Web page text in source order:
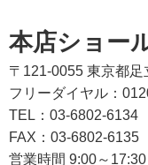
本店ショー
〒121-0055 東京都
フリーダイヤル：
TEL：03-6802-6134
FAX：03-6802-6135
営業時間 9:00～